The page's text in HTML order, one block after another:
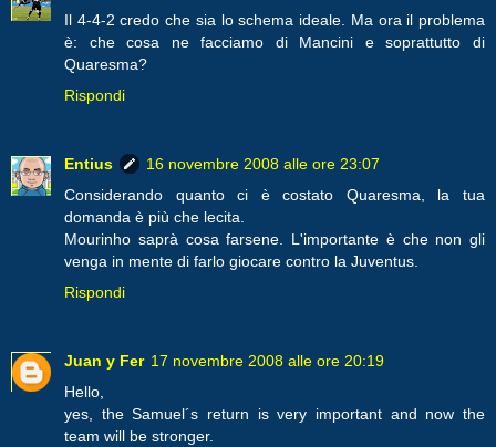
Il 4-4-2 credo che sia lo schema ideale. Ma ora il problema
è: che cosa ne facciamo di Mancini e soprattutto di
Quaresma?
Rispondi
Entius
16 novembre 2008 alle ore 23:07
Considerando quanto ci è costato Quaresma, la tua
domanda è più che lecita.
Mourinho saprà cosa farsene. L'importante è che non gli
venga in mente di farlo giocare contro la Juventus.
Rispondi
Juan y Fer 17 novembre 2008 alle ore 20:19
Hello,
yes, the Samuel´s return is very important and now the
team will be stronger.